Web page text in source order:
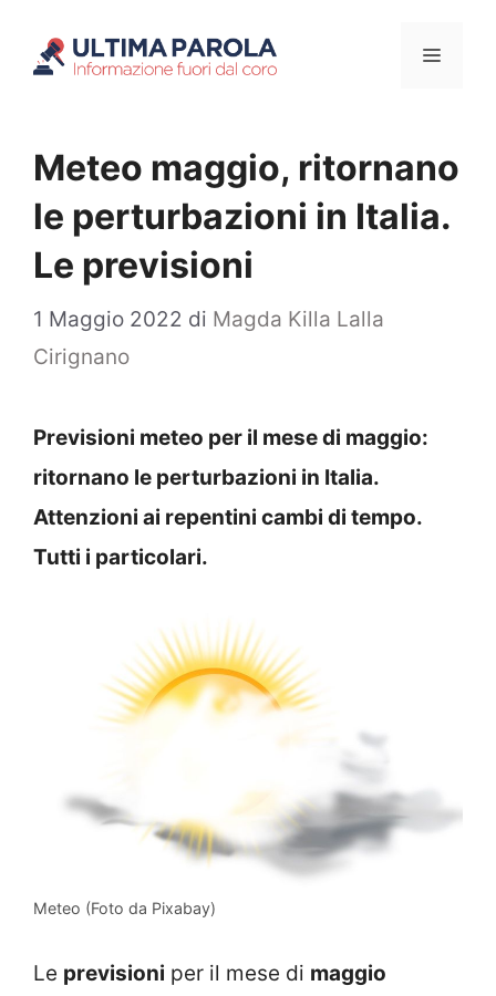
Menu
Meteo maggio, ritornano
le perturbazioni in Italia.
Le previsioni
1 Maggio 2022 di Magda Killa Lalla
Cirignano
Previsioni meteo per il mese di maggio:
ritornano le perturbazioni in Italia.
Attenzioni ai repentini cambi di tempo.
Tutti i particolari.
Meteo (Foto da Pixabay)
Le previsioni per il mese di maggio